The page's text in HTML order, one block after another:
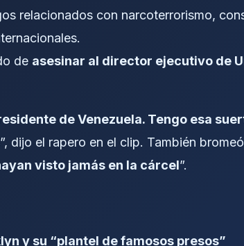
relacionados con narcoterrorismo,
de asesinar al director ejecutivo de
de Venezuela. Tengo esa
”, dijo el rapero en el clip. También
visto jamás en la cárcel”.
y su “plantel de famosos presos”